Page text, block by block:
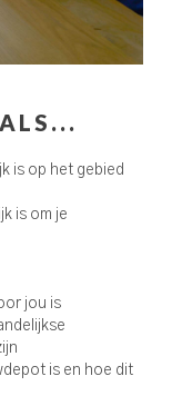
is op het gebied
is om je
jou is
is en hoe dit